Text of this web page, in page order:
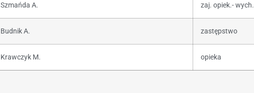
Szmańda A. zaj. opiek.- wych.
Budnik A. zastępstwo
Krawczyk M. opieka